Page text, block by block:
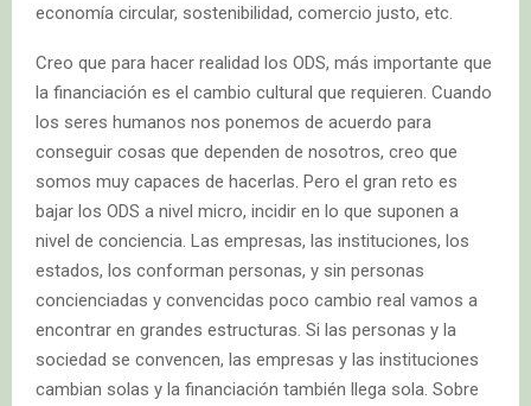
economía circular, sostenibilidad, comercio justo, etc.
Creo que para hacer realidad los ODS, más importante que
la financiación es el cambio cultural que requieren. Cuando
los seres humanos nos ponemos de acuerdo para
conseguir cosas que dependen de nosotros, creo que
somos muy capaces de hacerlas. Pero el gran reto es
bajar los ODS a nivel micro, incidir en lo que suponen a
nivel de conciencia. Las empresas, las instituciones, los
estados, los conforman personas, y sin personas
concienciadas y convencidas poco cambio real vamos a
encontrar en grandes estructuras. Si las personas y la
sociedad se convencen, las empresas y las instituciones
cambian solas y la financiación también llega sola. Sobre